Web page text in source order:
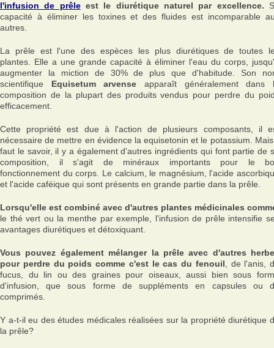
l'infusion de prêleest le diurétique naturel par excellence.
capacité à éliminer les toxines et des fluides est incomparable
autres.
La prêle est l'une des espèces les plus diurétiques de toutes
plantes. Elle a une grande capacité à éliminer l'eau du corps,
augmenter la miction de 30% de plus que d'habitude. Son
scientifique Equisetum arvense apparaît généralement dans
composition de la plupart des produits vendus pour perdre du
efficacement.
Cette propriété est due à l'action de plusieurs composants, il
nécessaire de mettre en évidence la equisetonin et le potassium.
faut le savoir, il y a également d'autres ingrédients qui font partie de
composition, il s'agit de minéraux importants pour le
fonctionnement du corps. Le calcium, le magnésium, l'acide
et l'acide caféique qui sont présents en grande partie dans la prêle.
Lorsqu'elle est combiné avec d'autres plantes médicinales
le thé vert ou la menthe par exemple, l'infusion de prêle intensifie
avantages diurétiques et détoxiquant.
Vous pouvez également mélanger la prêle avec d'autres
pour perdre du poids comme c'est le cas du fenouil , de l'anis,
fucus, du lin ou des graines pour oiseaux, aussi bien sous
d'infusion, que sous forme de suppléments en capsules ou
comprimés.
Y a-t-il eu des études médicales réalisées sur la propriété diurétique
la prêle?